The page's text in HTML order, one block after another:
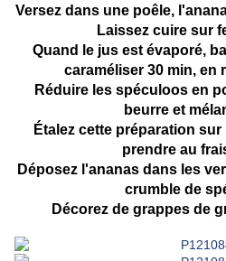
Versez dans une poêle,
Laissez cuire sur
Quand le jus est évaporé,
caraméliser 30 min, en
Réduire les spéculoos en
beurre et
Étalez cette préparation
prendre au
Déposez l'ananas dans les
crumble de
Décorez de grappes de